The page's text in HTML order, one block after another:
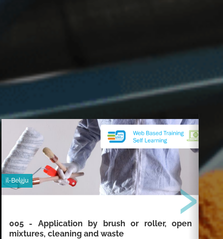
il-Belġju
005 - Application by brush or roller, open
mixtures, cleaning and waste
›